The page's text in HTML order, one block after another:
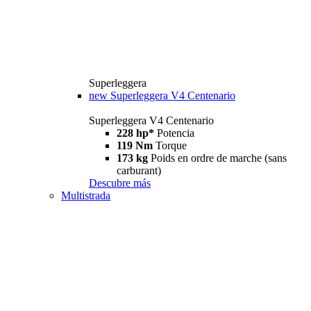
Superleggera
new Superleggera V4 Centenario
Superleggera V4 Centenario
228 hp* Potencia
119 Nm Torque
173 kg Poids en ordre de marche (sans
carburant)
Descubre más
Multistrada